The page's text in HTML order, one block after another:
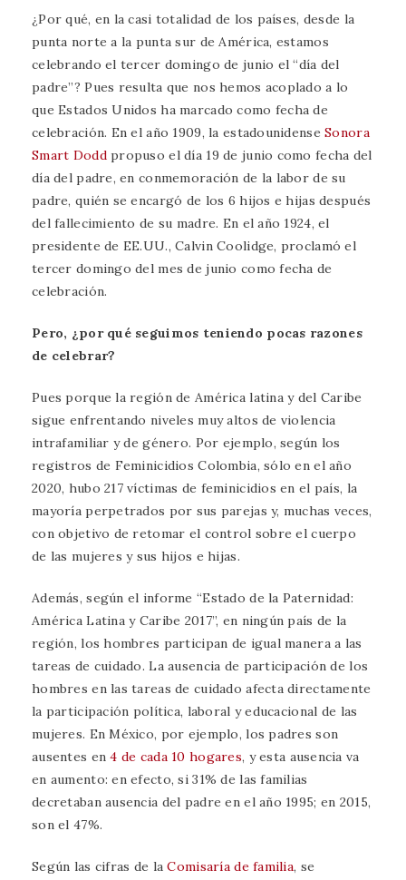
¿Por qué, en la casi totalidad de los países, desde la
punta norte a la punta sur de América, estamos
celebrando el tercer domingo de junio el “día del
padre”? Pues resulta que nos hemos acoplado a lo
que Estados Unidos ha marcado como fecha de
celebración. En el año 1909, la estadounidenseSonora
Smart Doddpropuso el día 19 de junio como fecha del
día del padre, en conmemoración de la labor de su
padre, quién se encargó de los 6 hijos e hijas después
del fallecimiento de su madre. En el año 1924, el
presidente de EE.UU., Calvin Coolidge, proclamó el
tercer domingo del mes de junio como fecha de
celebración.
Pero, ¿por qué seguimos teniendo pocas razones
de celebrar?
Pues porque la región de América latina y del Caribe
sigue enfrentando niveles muy altos de violencia
intrafamiliar y de género. Por ejemplo, según los
registros de Feminicidios Colombia, sólo en el año
2020, hubo 217 víctimas de feminicidios en el país, la
mayoría perpetrados por sus parejas y, muchas veces,
con objetivo de retomar el control sobre el cuerpo
de las mujeres y sus hijos e hijas.
Además, según el informe “Estado de la Paternidad:
América Latina y Caribe 2017”, en ningún país de la
región, los hombres participan de igual manera a las
tareas de cuidado. La ausencia de participación de los
hombres en las tareas de cuidado afecta directamente
la participación política, laboral y educacional de las
mujeres. En México, por ejemplo, los padres son
ausentes en4 de cada 10 hogares, y esta ausencia va
en aumento: en efecto, si 31% de las familias
decretaban ausencia del padre en el año 1995; en 2015,
son el 47%.
Según las cifras de laComisaría de familia, se